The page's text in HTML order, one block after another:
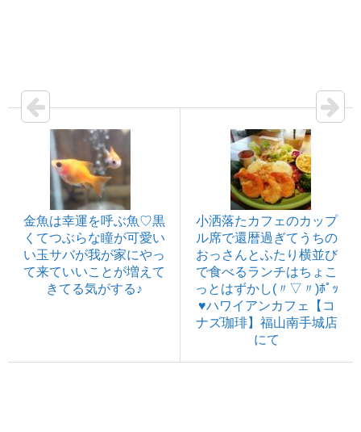
金魚は幸運を呼ぶ魚♡黒
くてつぶらな瞳が可愛い
い玉サバが我が家にやっ
て来ていいことが増えて
きてる気がする♪
小洒落たカフェのカップ
ル席で還暦過ぎてうちの
おっさんとふたり横並び
で食べるランチはちょこ
っとはずかし(〃▽〃)ﾎﾟｯ
♥ハワイアンカフェ【コ
ナズ珈琲】福山南手城店
にて